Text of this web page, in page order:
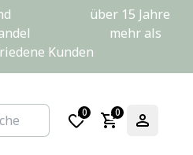
über 15 Jahre
mehr als
Kunden
0 0